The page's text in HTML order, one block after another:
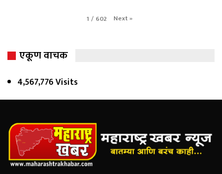
1 / 602 Next»
एकूण वाचक
4,567,776 Visits